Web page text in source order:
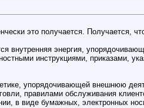
это получается. Получается,
внутренняя энергия,
инструкциями, приказами,
упорядочивающей внешнюю
правилами обслуживания
в виде бумажных, электронных